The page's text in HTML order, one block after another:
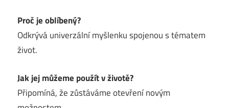
Proč je oblíbený?
Odkrývá univerzální myšlenku spojenou s tématem
život.
Jak jej můžeme použít v životě?
Připomíná, že zůstáváme otevření novým